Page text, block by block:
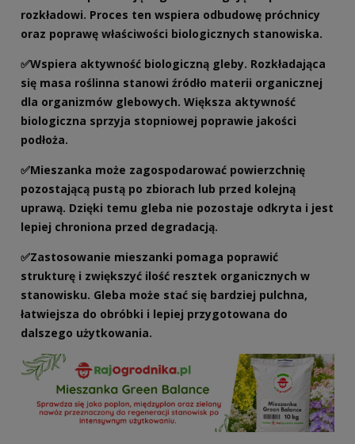
rozkładowi. Proces ten wspiera odbudowę próchnicy
oraz poprawę właściwości biologicznych stanowiska.
✅Wspiera aktywność biologiczną gleby. Rozkładająca
się masa roślinna stanowi źródło materii organicznej
dla organizmów glebowych. Większa aktywność
biologiczna sprzyja stopniowej poprawie jakości
podłoża.
✅Mieszanka może zagospodarować powierzchnię
pozostającą pustą po zbiorach lub przed kolejną
uprawą. Dzięki temu gleba nie pozostaje odkryta i jest
lepiej chroniona przed degradacją.
✅Zastosowanie mieszanki pomaga poprawić
strukturę i zwiększyć ilość resztek organicznych w
stanowisku. Gleba może stać się bardziej pulchna,
łatwiejsza do obróbki i lepiej przygotowana do
dalszego użytkowania.